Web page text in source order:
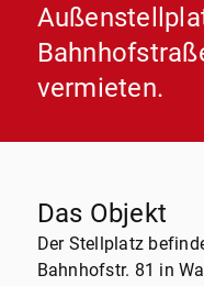
vermieten.
Das Objekt
Der Stellplatz
Bahnhofstr. 81 in